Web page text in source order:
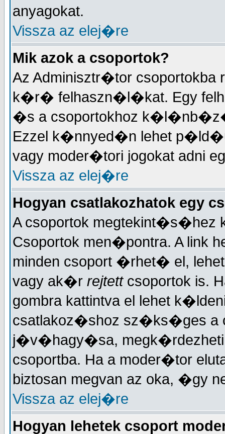
anyagokat.
Vissza az elej�re
Mik azok a csoportok?
Az Adminisztr�tor
k�r� felhaszn�l�kat. Egy
�s a csoportokhoz
Ezzel k�nnyed�n lehet
vagy moder�tori jogokat adni
Vissza az elej�re
Hogyan csatlakozhatok egy
A csoportok
Csoportok men�pontra. A link
minden csoport �rhet� el,
vagy ak�r rejtettcsoportok is.
gombra kattintva el lehet
csatlakoz�shoz sz�ks�ges a
j�v�hagy�sa,
csoportba. Ha a moder�tor
biztosan megvan az oka, �gy
Vissza az elej�re
Hogyan lehetek csoport